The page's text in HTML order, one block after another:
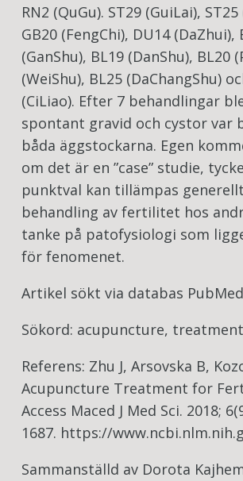
RN2 (QuGu). ST29 (GuiLai),
GB20 (FengChi), DU14 (DaZhui),
(GanShu), BL19 (DanShu), BL20
(WeiShu), BL25 (DaChangShu)
(CiLiao). Efter 7 behandlingar
spontant gravid och cystor var
båda äggstockarna. Egen
om det är en ”case” studie,
punktval kan tillämpas
behandling av fertilitet hos
tanke på patofysiologi som
för fenomenet.
Artikel sökt via databas
Sökord: acupuncture,
Referens: Zhu J, Arsovska B,
Acupuncture Treatment for
Access Maced J Med Sci. 2018;
1687. https://
Sammanställd av Dorota